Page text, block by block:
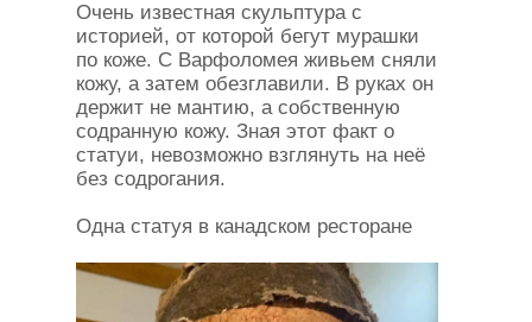
Очень известная скульптура с
историей, от которой бегут мурашки
по коже. С Варфоломея живьем сняли
кожу, а затем обезглавили. В руках он
держит не мантию, а собственную
содранную кожу. Зная этот факт о
статуи, невозможно взглянуть на неё
без содрогания.
Одна статуя в канадском ресторане